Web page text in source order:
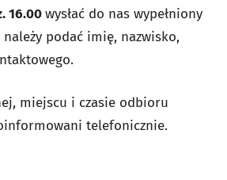
16.00wysłać do nas wypełniony
podać imię, nazwisko,
miejscu i czasie odbioru
telefonicznie.